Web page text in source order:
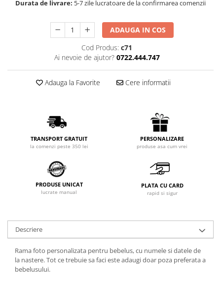
Durata de livrare: 5-7 zile lucratoare de la confirmarea comenzii
ADAUGA IN COS
Cod Produs: c71
Ai nevoie de ajutor? 0722.444.747
Adauga la Favorite Cere informatii
TRANSPORT GRATUIT
la comenzi peste 350 lei
PERSONALIZARE
produse asa cum vrei
PRODUSE UNICAT
lucrate manual
PLATA CU CARD
rapid si sigur
Descriere
Rama foto personalizata pentru bebelus, cu numele si datele de
la nastere. Tot ce trebuie sa faci este adaugi doar poza preferata a
bebelusului.